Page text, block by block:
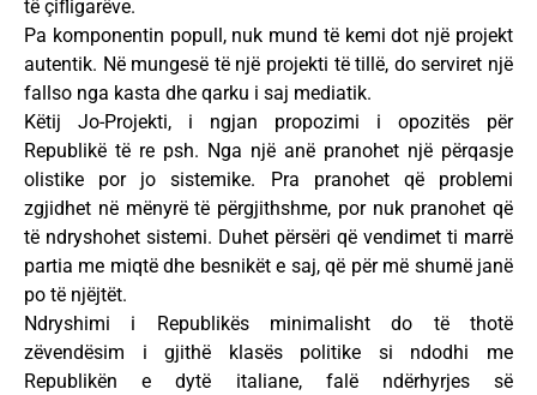
të çifligarëve.
Pa komponentin popull, nuk mund të kemi dot një projekt
autentik. Në mungesë të një projekti të tillë, do serviret një
fallso nga kasta dhe qarku i saj mediatik.
Këtij Jo-Projekti, i ngjan propozimi i opozitës për
Republikë të re psh. Nga një anë pranohet një përqasje
olistike por jo sistemike. Pra pranohet që problemi
zgjidhet në mënyrë të përgjithshme, por nuk pranohet që
të ndryshohet sistemi. Duhet përsëri që vendimet ti marrë
partia me miqtë dhe besnikët e saj, që për më shumë janë
po të njëjtët.
Ndryshimi i Republikës minimalisht do të thotë
zëvendësim i gjithë klasës politike si ndodhi me
Republikën e dytë italiane, falë ndërhyrjes së